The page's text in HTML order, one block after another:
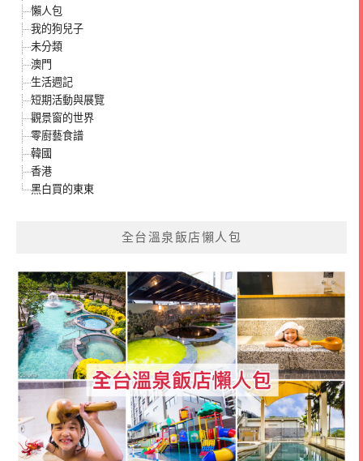
懶人包
我的狗兒子
未分類
澳門
生活週記
短期活動與展覽
觀景窗的世界
零廚藝食譜
韓國
香港
黑白買的東東
全台溫泉飯店懶人包